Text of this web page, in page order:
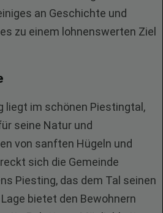
an Geschichte und
zu einem lohnenswerten Ziel
liegt im schönen Piestingtal,
seine Natur und
von sanften Hügeln und
sich die Gemeinde
Piesting, das dem Tal seinen
bietet den Bewohnern